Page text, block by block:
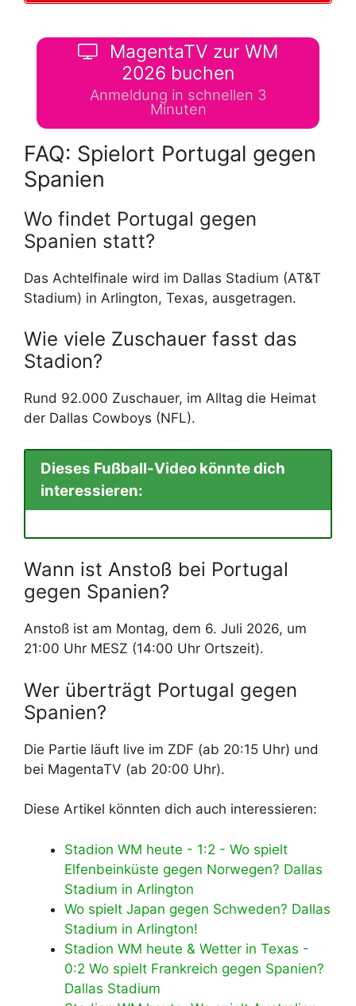
MagentaTV zur WM
2026 buchen
Anmeldung in schnellen 3
Minuten
FAQ: Spielort Portugal gegen
Spanien
Wo findet Portugal gegen
Spanien statt?
Das Achtelfinale wird im Dallas Stadium (AT&T
Stadium) in Arlington, Texas, ausgetragen.
Wie viele Zuschauer fasst das
Stadion?
Rund 92.000 Zuschauer, im Alltag die Heimat
der Dallas Cowboys (NFL).
Dieses Fußball-Video könnte dich
interessieren:
Wann ist Anstoß bei Portugal
gegen Spanien?
Anstoß ist am Montag, dem 6. Juli 2026, um
21:00 Uhr MESZ (14:00 Uhr Ortszeit).
Wer überträgt Portugal gegen
Spanien?
Die Partie läuft live im ZDF (ab 20:15 Uhr) und
bei MagentaTV (ab 20:00 Uhr).
Diese Artikel könnten dich auch interessieren:
Stadion WM heute - 1:2 - Wo spielt
Elfenbeinküste gegen Norwegen? Dallas
Stadium in Arlington
Wo spielt Japan gegen Schweden? Dallas
Stadium in Arlington!
Stadion WM heute & Wetter in Texas -
0:2 Wo spielt Frankreich gegen Spanien?
Dallas Stadium